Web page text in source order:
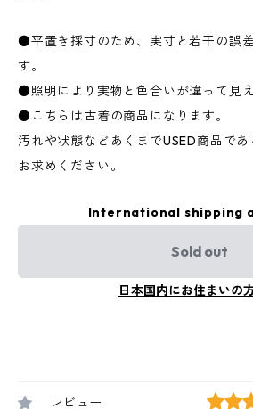
●平置き採寸のため、実寸と若干の誤
す。
●照明により実物と色合いが違って見
●こちらは古着の商品になります。
汚れや状態などあくまでUSED商品で
お求めください。
International shipping
Sold out
日本国内にお住まいの
レビュー